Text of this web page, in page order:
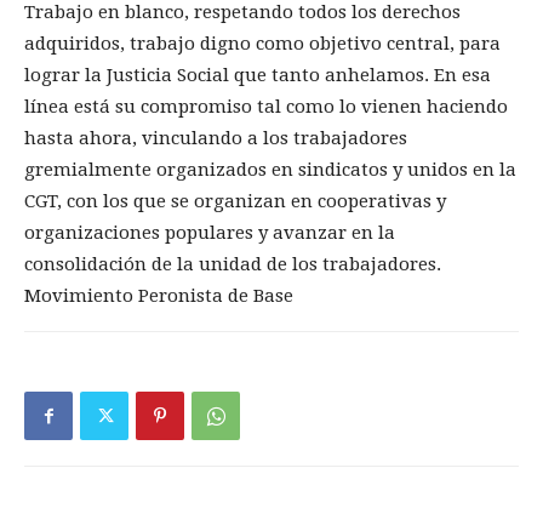
Trabajo en blanco, respetando todos los derechos
adquiridos, trabajo digno como objetivo central, para
lograr la Justicia Social que tanto anhelamos. En esa
línea está su compromiso tal como lo vienen haciendo
hasta ahora, vinculando a los trabajadores
gremialmente organizados en sindicatos y unidos en la
CGT, con los que se organizan en cooperativas y
organizaciones populares y avanzar en la
consolidación de la unidad de los trabajadores.
Movimiento Peronista de Base